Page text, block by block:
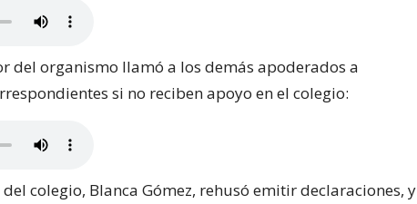
del organismo llamó a los demás apoderados a
si no reciben apoyo en el colegio:
colegio, Blanca Gómez, rehusó emitir declaraciones, y